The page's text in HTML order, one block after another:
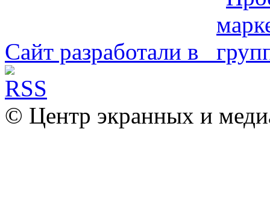
Сайт разработали в
© Центр экранных и